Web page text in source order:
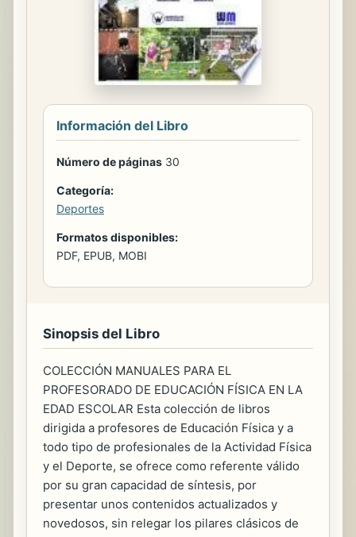
Información del Libro
Número de páginas 30
Categoría:
Deportes
Formatos disponibles:
PDF, EPUB, MOBI
Sinopsis del Libro
COLECCIÓN MANUALES PARA EL
PROFESORADO DE EDUCACIÓN FÍSICA EN LA
EDAD ESCOLAR Esta colección de libros
dirigida a profesores de Educación Física y a
todo tipo de profesionales de la Actividad Física
y el Deporte, se ofrece como referente válido
por su gran capacidad de síntesis, por
presentar unos contenidos actualizados y
novedosos, sin relegar los pilares clásicos de